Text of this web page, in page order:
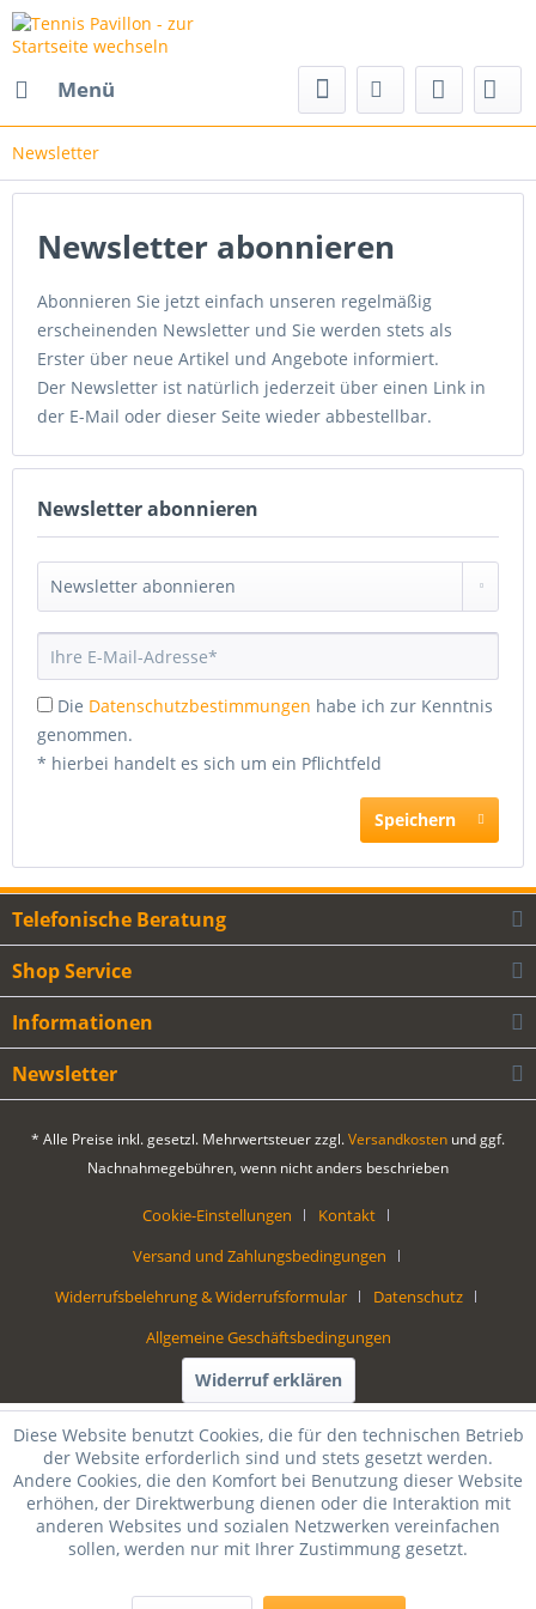
Menü
Newsletter
Newsletter abonnieren
Abonnieren Sie jetzt einfach unseren regelmäßig
erscheinenden Newsletter und Sie werden stets als
Erster über neue Artikel und Angebote informiert.
Der Newsletter ist natürlich jederzeit über einen Link in
der E-Mail oder dieser Seite wieder abbestellbar.
Newsletter abonnieren
Die Datenschutzbestimmungen habe ich zur Kenntnis
genommen.
* hierbei handelt es sich um ein Pflichtfeld
Speichern
Telefonische Beratung
Shop Service
Informationen
Newsletter
* Alle Preise inkl. gesetzl. Mehrwertsteuer zzgl.Versandkosten und ggf.
Nachnahmegebühren, wenn nicht anders beschrieben
Cookie-Einstellungen
Kontakt
Versand und Zahlungsbedingungen
Widerrufsbelehrung & Widerrufsformular
Datenschutz
Allgemeine Geschäftsbedingungen
Widerruf erklären
Diese Website benutzt Cookies, die für den technischen Betrieb
der Website erforderlich sind und stets gesetzt werden.
Andere Cookies, die den Komfort bei Benutzung dieser Website
erhöhen, der Direktwerbung dienen oder die Interaktion mit
anderen Websites und sozialen Netzwerken vereinfachen
sollen, werden nur mit Ihrer Zustimmung gesetzt.